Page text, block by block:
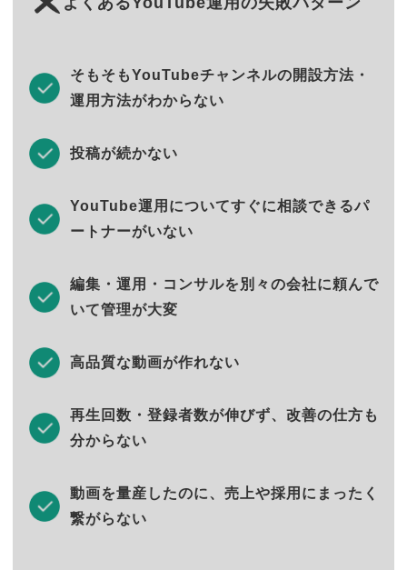
そもそもYouTubeチャンネルの開設方法・
運用方法がわからない
投稿が続かない
YouTube運用についてすぐに相談できるパ
ートナーがいない
編集・運用・コンサルを別々の会社に頼んで
いて管理が大変
高品質な動画が作れない
再生回数・登録者数が伸びず、改善の仕方も
分からない
動画を量産したのに、売上や採用にまったく
繋がらない